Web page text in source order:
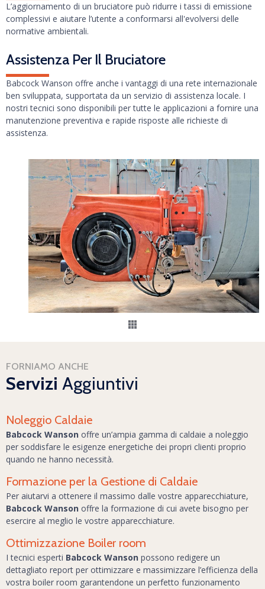
L’aggiornamento di un bruciatore può ridurre i tassi di emissione
complessivi e aiutare l’utente a conformarsi all'evolversi delle
normative ambientali.
Assistenza Per Il Bruciatore
Babcock Wanson offre anche i vantaggi di una rete internazionale
ben sviluppata, supportata da un servizio di assistenza locale. I
nostri tecnici sono disponibili per tutte le applicazioni a fornire una
manutenzione preventiva e rapide risposte alle richieste di
assistenza.
FORNIAMO ANCHE
Servizi Aggiuntivi
Noleggio Caldaie
Babcock Wanson offre un’ampia gamma di caldaie a noleggio
per soddisfare le esigenze energetiche dei propri clienti proprio
quando ne hanno necessità.
Formazione per la Gestione di Caldaie
Per aiutarvi a ottenere il massimo dalle vostre apparecchiature,
Babcock Wanson offre la formazione di cui avete bisogno per
esercire al meglio le vostre apparecchiature.
Ottimizzazione Boiler room
I tecnici esperti Babcock Wanson possono redigere un
dettagliato report per ottimizzare e massimizzare l’efficienza della
vostra boiler room garantendone un perfetto funzionamento